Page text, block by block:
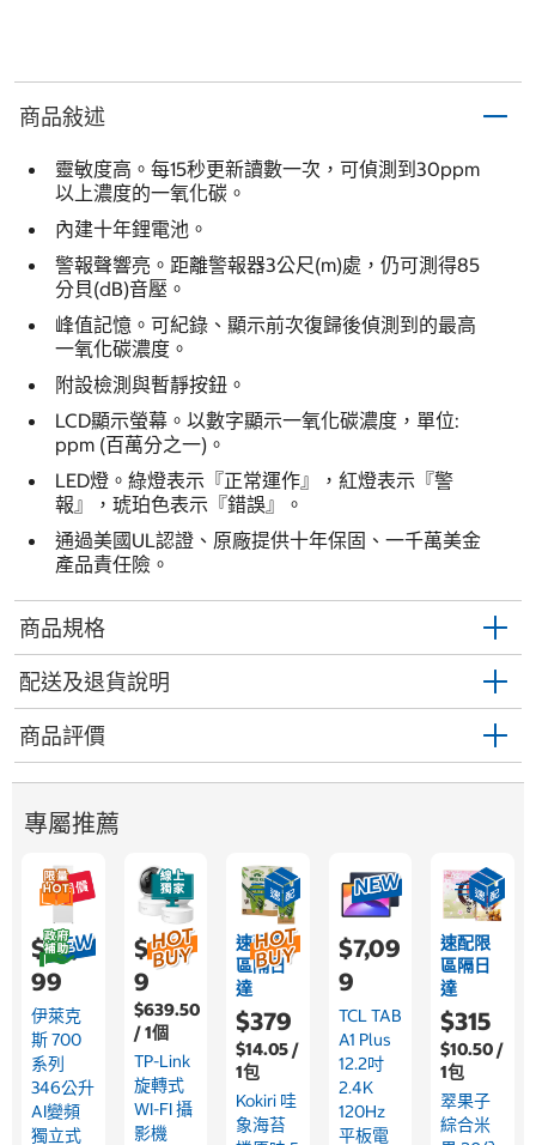
商品敍述
靈敏度高。每15秒更新讀數一次，可偵測到30ppm
以上濃度的一氧化碳。
內建十年鋰電池。
警報聲響亮。距離警報器3公尺(m)處，仍可測得85
分貝(dB)音壓。
峰值記憶。可紀錄、顯示前次復歸後偵測到的最高
一氧化碳濃度。
附設檢測與暫靜按鈕。
LCD顯示螢幕。以數字顯示一氧化碳濃度，單位:
ppm (百萬分之一)。
LED燈。綠燈表示『正常運作』，紅燈表示『警
報』，琥珀色表示『錯誤』。
通過美國UL認證、原廠提供十年保固、一千萬美金
產品責任險。
商品規格
配送及退貨說明
商品評價
專屬推薦
$22,9
99
伊萊克
斯 700
系列
346公升
AI變頻
獨立式
$1,59
9
$639.50
/ 1個
TP-Link
旋轉式
WI-FI 攝
影機
速配限
區隔日
達
$379
$14.05 /
1包
Kokiri 哇
象海苔
$7,09
9
TCL TAB
A1 Plus
12.2吋
2.4K
120Hz
平板電
速配限
區隔日
達
$315
$10.50 /
1包
翠果子
綜合米